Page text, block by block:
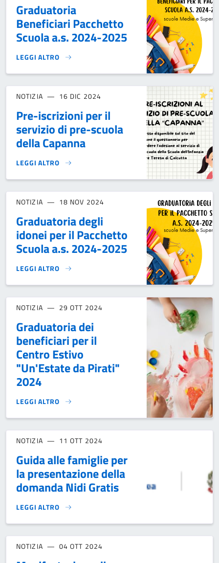
Graduatoria
Beneficiari Pacchetto
Scuola a.s. 2024-2025
LEGGI ALTRO
GRADUATORIA BENEFICIARI PACCHETTO SCUOLA A.S.
NOTIZIA 16 DIC 2024
Pre-iscrizioni per il
servizio di pre-scuola
della Capanna
LEGGI ALTRO
PRE-ISCRIZIONI PER IL SERVIZIO DI PRE-SCUOLA DELLA
NOTIZIA 18 NOV 2024
Graduatoria degli
idonei per il Pacchetto
Scuola a.s. 2024-2025
LEGGI ALTRO
GRADUATORIA DEGLI IDONEI PER IL PACCHETTO SCUOLA
NOTIZIA 29 OTT 2024
Graduatoria dei
beneficiari per il
Centro Estivo
"Un'Estate da Pirati"
2024
LEGGI ALTRO
GRADUATORIA DEI BENEFICIARI PER IL CENTRO ESTIVO
NOTIZIA 11 OTT 2024
Guida alle famiglie per
la presentazione della
domanda Nidi Gratis
LEGGI ALTRO
GUIDA ALLE FAMIGLIE PER LA PRESENTAZIONE DELLA
NOTIZIA 04 OTT 2024